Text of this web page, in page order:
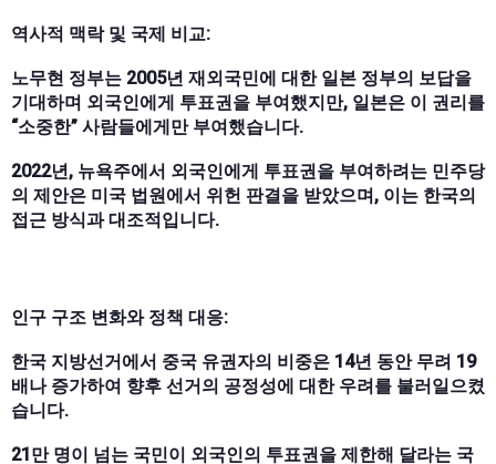
역사적 맥락 및 국제 비교:
노무현 정부는 2005년 재외국민에 대한 일본 정부의 보답을
기대하며 외국인에게 투표권을 부여했지만, 일본은 이 권리를
“소중한” 사람들에게만 부여했습니다.
2022년, 뉴욕주에서 외국인에게 투표권을 부여하려는 민주당
의 제안은 미국 ​​법원에서 위헌 판결을 받았으며, 이는 한국의
접근 방식과 대조적입니다.
인구 구조 변화와 정책 대응:
한국 지방선거에서 중국 유권자의 비중은 14년 동안 무려 19
배나 증가하여 향후 선거의 공정성에 대한 우려를 불러일으켰
습니다.
21만 명이 넘는 국민이 외국인의 투표권을 제한해 달라는 국